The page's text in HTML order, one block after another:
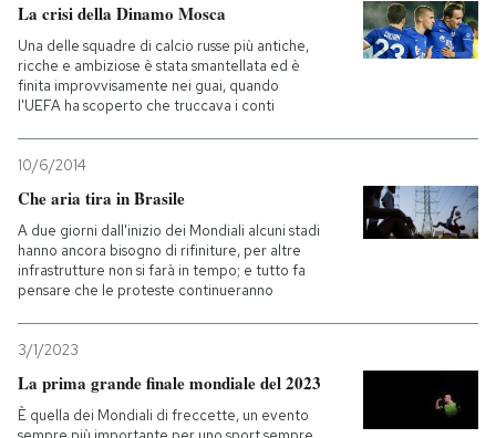
La crisi della Dinamo Mosca
Una delle squadre di calcio russe più antiche,
ricche e ambiziose è stata smantellata ed è
finita improvvisamente nei guai, quando
l'UEFA ha scoperto che truccava i conti
10/6/2014
Che aria tira in Brasile
A due giorni dall'inizio dei Mondiali alcuni stadi
hanno ancora bisogno di rifiniture, per altre
infrastrutture non si farà in tempo; e tutto fa
pensare che le proteste continueranno
3/1/2023
La prima grande finale mondiale del 2023
È quella dei Mondiali di freccette, un evento